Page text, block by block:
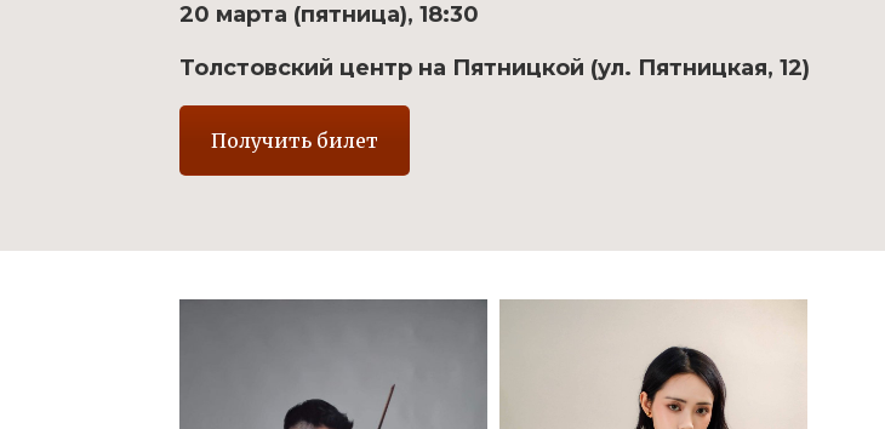
20 марта (пятница), 18:30
Толстовский центр на Пятницкой (ул. Пятницкая, 12)
Получить билет